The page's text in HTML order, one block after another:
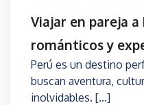
Viajar en pareja a
románticos y
Perú es un destino
buscan aventura,
inolvidables. […]